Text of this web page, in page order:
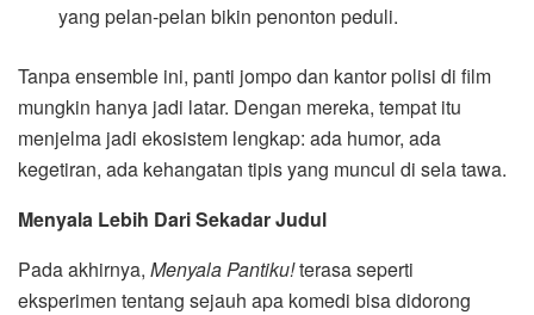
yang pelan-pelan bikin penonton peduli.
Tanpa ensemble ini, panti jompo dan kantor polisi di film
mungkin hanya jadi latar. Dengan mereka, tempat itu
menjelma jadi ekosistem lengkap: ada humor, ada
kegetiran, ada kehangatan tipis yang muncul di sela tawa.
Menyala Lebih Dari Sekadar Judul
Pada akhirnya, Menyala Pantiku!terasa seperti
eksperimen tentang sejauh apa komedi bisa didorong